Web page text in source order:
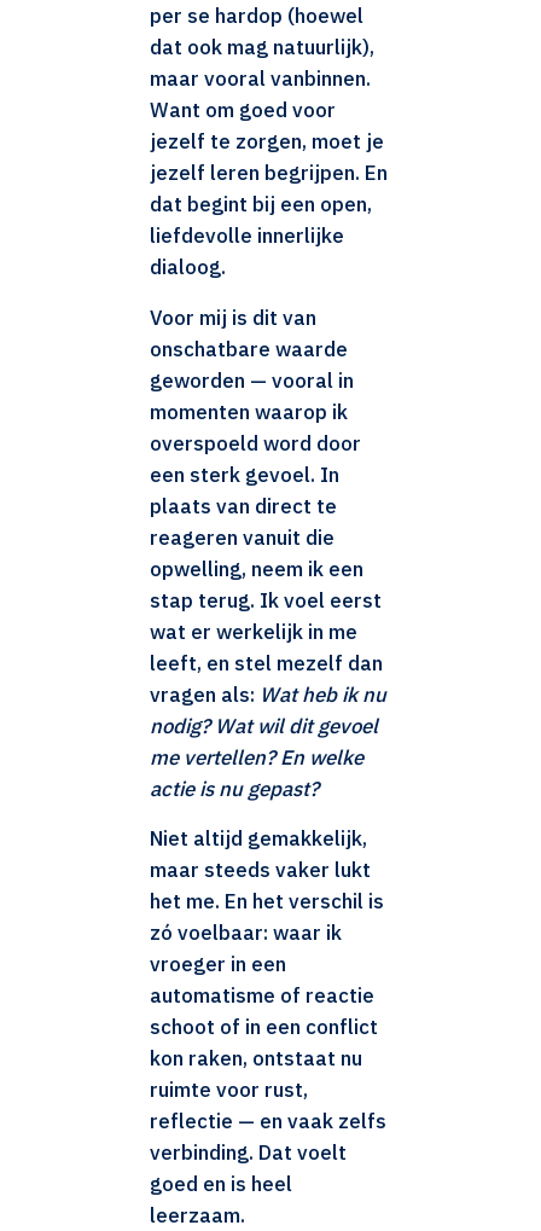
per se hardop (hoewel
dat ook mag natuurlijk),
maar vooral vanbinnen.
Want om goed voor
jezelf te zorgen, moet je
jezelf leren begrijpen. En
dat begint bij een open,
liefdevolle innerlijke
dialoog.
Voor mij is dit van
onschatbare waarde
geworden — vooral in
momenten waarop ik
overspoeld word door
een sterk gevoel. In
plaats van direct te
reageren vanuit die
opwelling, neem ik een
stap terug. Ik voel eerst
wat er werkelijk in me
leeft, en stel mezelf dan
vragen als: Wat heb ik nu
nodig? Wat wil dit gevoel
me vertellen? En welke
actie is nu gepast?
Niet altijd gemakkelijk,
maar steeds vaker lukt
het me. En het verschil is
zó voelbaar: waar ik
vroeger in een
automatisme of reactie
schoot of in een conflict
kon raken, ontstaat nu
ruimte voor rust,
reflectie — en vaak zelfs
verbinding. Dat voelt
goed en is heel
leerzaam.